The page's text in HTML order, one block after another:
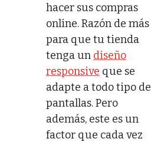
hacer sus compras
online. Razón de más
para que tu tienda
tenga un diseño
responsive que se
adapte a todo tipo de
pantallas. Pero
además, este es un
factor que cada vez